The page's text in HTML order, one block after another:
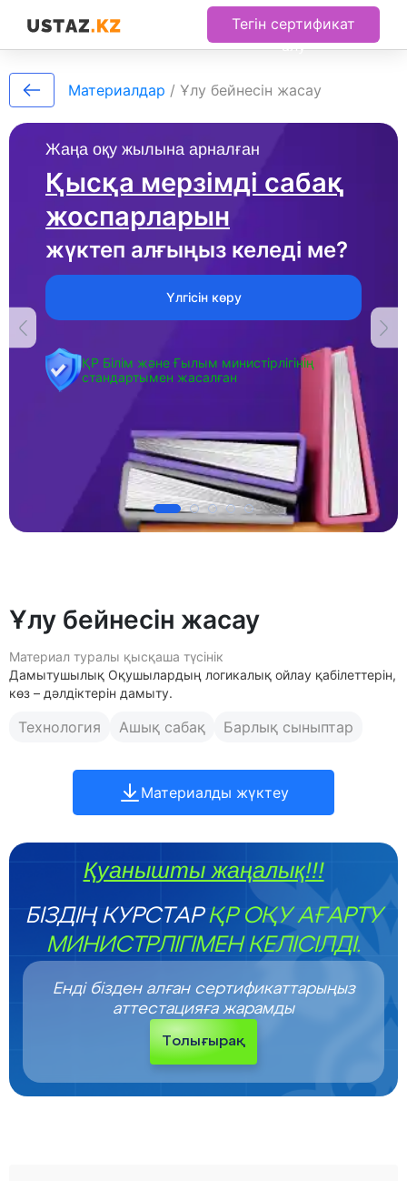
Тегін сертификат
алу
Жаңа оқу жылына арналған
Қысқа мерзімді сабақ
жоспарларын
жүктеп алғыңыз келеді ме?
Үлгісін көру
ҚР Білім және Ғылым министірлігінің
стандартымен жасалған
Материалдар / Ұлу бейнесін жасау
Ұлу бейнесін жасау
Материал туралы қысқаша түсінік
Дамытушылық Оқушылардың логикалық ойлау қабілеттерін,
көз – дәлдіктерін дамыту.
Технология Ашық сабақ Барлық сыныптар
Материалды жүктеу
Қуанышты жаңалық!!!
БІЗДІҢ КУРСТАРҚР ОҚУ АҒАРТУ
МИНИСТРЛІГІМЕН КЕЛІСІЛДІ.
Енді бізден алған сертификаттарыңыз
аттестацияға жарамды
Толығырақ